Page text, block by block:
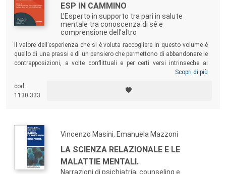
ESP IN CAMMINO
L'Esperto in supporto tra pari in salute
mentale tra conoscenza di sé e
comprensione dell'altro
Il valore dell’esperienza che si è voluta raccogliere in questo volume è
quello di una prassi e di un pensiero che permettono di abbandonare le
contrapposizioni, a volte conflittuali e per certi versi intrinseche ai
diversi sguardi, tra “curati” e “curanti”. Queste contrapposizioni
operatori mantengono il proprio sapere, in virtù di una scelta tecnica ed
etica e di un’attitudine all’integrazione dei saperi anche esperienziali, di
Scopri di più
cod.
1130.333
Vincenzo Masini, Emanuela Mazzoni
LA SCIENZA RELAZIONALE E LE
MALATTIE MENTALI.
Narrazioni di psichiatria, counseling e